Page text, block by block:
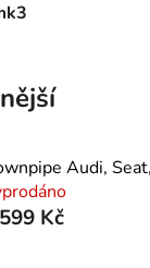
Audi,
Kč